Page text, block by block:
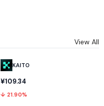
View All
KAITO
¥109.34
↓ 21.90%